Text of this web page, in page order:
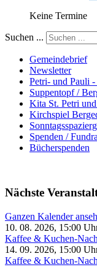
Keine Termine
Suchen ...
Gemeindebrief
Newsletter
Petri- und Pauli -
Suppentopf /
Kita St. Petri
Kirchspiel
Spenden /
Bücherspenden
Nächste
Ganzen Kalender
10. 08. 2026, 15:00
Kaffee & Kuchen-
14. 09. 2026, 15:00
Kaffee & Kuchen-